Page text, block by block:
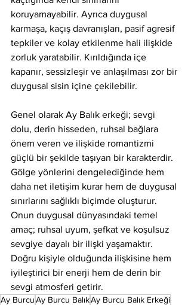
koruyamayabilir. Ayrıca duygusal
karmaşa, kaçış davranışları, pasif agresif
tepkiler ve kolay etkilenme hali ilişkide
zorluk yaratabilir. Kırıldığında içe
kapanır, sessizleşir ve anlaşılması zor bir
duygusal sisin içine çekilebilir.
Genel olarak Ay Balık erkeği; sevgi
dolu, derin hisseden, ruhsal bağlara
önem veren ve ilişkide romantizmi
güçlü bir şekilde taşıyan bir karakterdir.
Gölge yönlerini dengelediğinde hem
daha net iletişim kurar hem de duygusal
sınırlarını sağlıklı biçimde oluşturur.
Onun duygusal dünyasındaki temel
amaç; ruhsal uyum, şefkat ve koşulsuz
sevgiye dayalı bir ilişki yaşamaktır.
Doğru kişiyle olduğunda ilişkisine hem
iyileştirici bir enerji hem de derin bir
sevgi atmosferi getirir.
Ay BurcuAy Burcu BalıkAy Burcu Balık Erkeği